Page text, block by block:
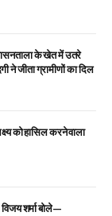
के खेत में उतरे
ने जीता ग्रामीणों का दिल
को हासिल करने वाला
शर्मा बोले—